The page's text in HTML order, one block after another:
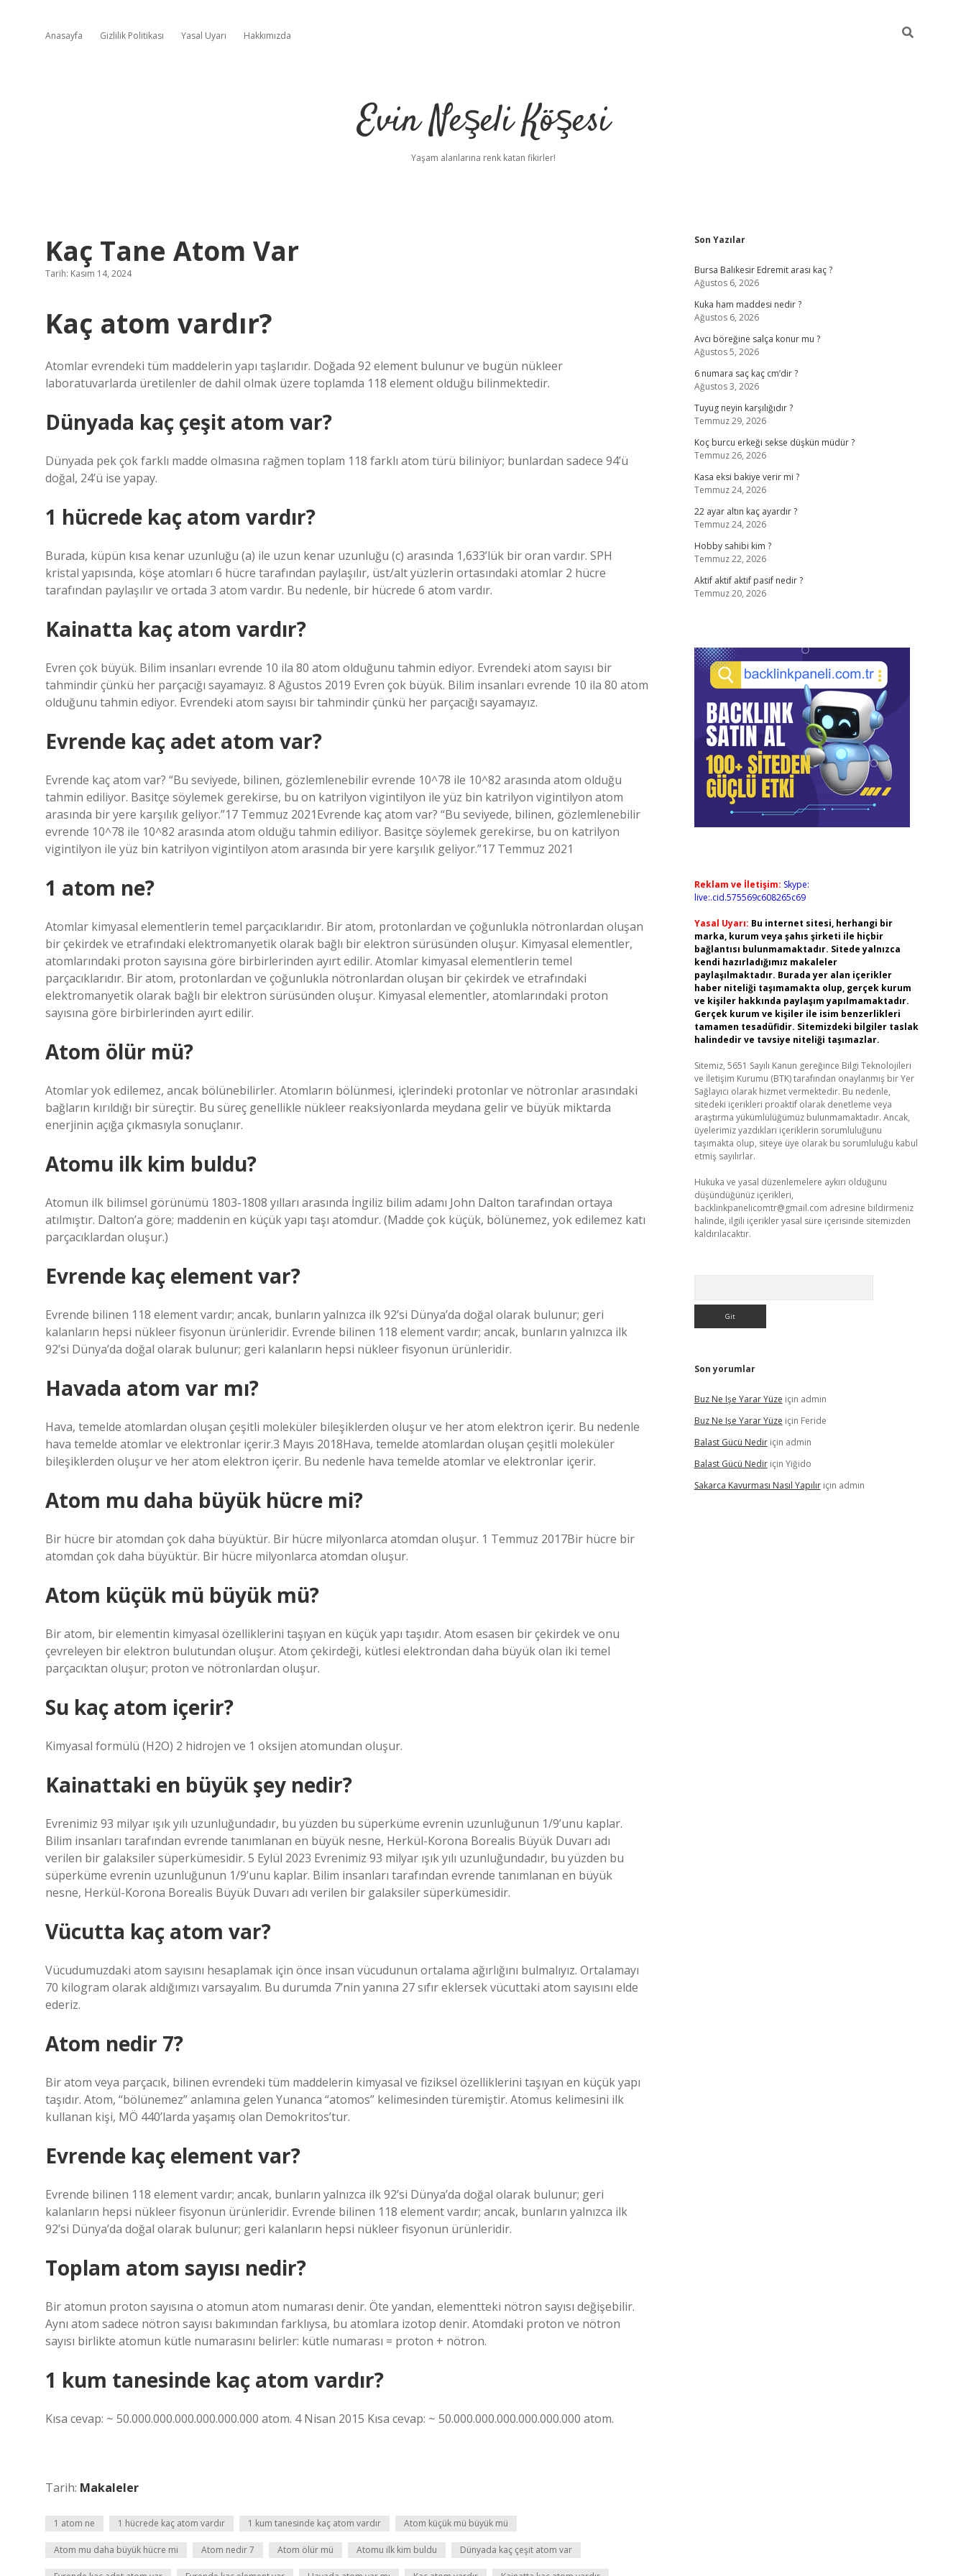
Anasayfa Gizlilik Politikası Yasal Uyarı Hakkımızda
Evin Neşeli Köşesi
Yaşam alanlarına renk katan fikirler!
Kaç Tane Atom Var
Tarih: Kasım 14, 2024
Kaç atom vardır?
Atomlar evrendeki tüm maddelerin yapı taşlarıdır. Doğada 92 element bulunur ve bugün nükleer
laboratuvarlarda üretilenler de dahil olmak üzere toplamda 118 element olduğu bilinmektedir.
Dünyada kaç çeşit atom var?
Dünyada pek çok farklı madde olmasına rağmen toplam 118 farklı atom türü biliniyor; bunlardan sadece 94’ü
doğal, 24’ü ise yapay.
1 hücrede kaç atom vardır?
Burada, küpün kısa kenar uzunluğu (a) ile uzun kenar uzunluğu (c) arasında 1,633’lük bir oran vardır. SPH
kristal yapısında, köşe atomları 6 hücre tarafından paylaşılır, üst/alt yüzlerin ortasındaki atomlar 2 hücre
tarafından paylaşılır ve ortada 3 atom vardır. Bu nedenle, bir hücrede 6 atom vardır.
Kainatta kaç atom vardır?
Evren çok büyük. Bilim insanları evrende 10 ila 80 atom olduğunu tahmin ediyor. Evrendeki atom sayısı bir
tahmindir çünkü her parçacığı sayamayız. 8 Ağustos 2019 Evren çok büyük. Bilim insanları evrende 10 ila 80 atom
olduğunu tahmin ediyor. Evrendeki atom sayısı bir tahmindir çünkü her parçacığı sayamayız.
Evrende kaç adet atom var?
Evrende kaç atom var? “Bu seviyede, bilinen, gözlemlenebilir evrende 10^78 ile 10^82 arasında atom olduğu
tahmin ediliyor. Basitçe söylemek gerekirse, bu on katrilyon vigintilyon ile yüz bin katrilyon vigintilyon atom
arasında bir yere karşılık geliyor.”17 Temmuz 2021Evrende kaç atom var? “Bu seviyede, bilinen, gözlemlenebilir
evrende 10^78 ile 10^82 arasında atom olduğu tahmin ediliyor. Basitçe söylemek gerekirse, bu on katrilyon
vigintilyon ile yüz bin katrilyon vigintilyon atom arasında bir yere karşılık geliyor.”17 Temmuz 2021
1 atom ne?
Atomlar kimyasal elementlerin temel parçacıklarıdır. Bir atom, protonlardan ve çoğunlukla nötronlardan oluşan
bir çekirdek ve etrafındaki elektromanyetik olarak bağlı bir elektron sürüsünden oluşur. Kimyasal elementler,
atomlarındaki proton sayısına göre birbirlerinden ayırt edilir. Atomlar kimyasal elementlerin temel
parçacıklarıdır. Bir atom, protonlardan ve çoğunlukla nötronlardan oluşan bir çekirdek ve etrafındaki
elektromanyetik olarak bağlı bir elektron sürüsünden oluşur. Kimyasal elementler, atomlarındaki proton
sayısına göre birbirlerinden ayırt edilir.
Atom ölür mü?
Atomlar yok edilemez, ancak bölünebilirler. Atomların bölünmesi, içlerindeki protonlar ve nötronlar arasındaki
bağların kırıldığı bir süreçtir. Bu süreç genellikle nükleer reaksiyonlarda meydana gelir ve büyük miktarda
enerjinin açığa çıkmasıyla sonuçlanır.
Atomu ilk kim buldu?
Atomun ilk bilimsel görünümü 1803-1808 yılları arasında İngiliz bilim adamı John Dalton tarafından ortaya
atılmıştır. Dalton’a göre; maddenin en küçük yapı taşı atomdur. (Madde çok küçük, bölünemez, yok edilemez katı
parçacıklardan oluşur.)
Evrende kaç element var?
Evrende bilinen 118 element vardır; ancak, bunların yalnızca ilk 92’si Dünya’da doğal olarak bulunur; geri
kalanların hepsi nükleer fisyonun ürünleridir. Evrende bilinen 118 element vardır; ancak, bunların yalnızca ilk
92’si Dünya’da doğal olarak bulunur; geri kalanların hepsi nükleer fisyonun ürünleridir.
Havada atom var mı?
Hava, temelde atomlardan oluşan çeşitli moleküler bileşiklerden oluşur ve her atom elektron içerir. Bu nedenle
hava temelde atomlar ve elektronlar içerir.3 Mayıs 2018Hava, temelde atomlardan oluşan çeşitli moleküler
bileşiklerden oluşur ve her atom elektron içerir. Bu nedenle hava temelde atomlar ve elektronlar içerir.
Atom mu daha büyük hücre mi?
Bir hücre bir atomdan çok daha büyüktür. Bir hücre milyonlarca atomdan oluşur. 1 Temmuz 2017Bir hücre bir
atomdan çok daha büyüktür. Bir hücre milyonlarca atomdan oluşur.
Atom küçük mü büyük mü?
Bir atom, bir elementin kimyasal özelliklerini taşıyan en küçük yapı taşıdır. Atom esasen bir çekirdek ve onu
çevreleyen bir elektron bulutundan oluşur. Atom çekirdeği, kütlesi elektrondan daha büyük olan iki temel
parçacıktan oluşur; proton ve nötronlardan oluşur.
Su kaç atom içerir?
Kimyasal formülü (H2O) 2 hidrojen ve 1 oksijen atomundan oluşur.
Kainattaki en büyük şey nedir?
Evrenimiz 93 milyar ışık yılı uzunluğundadır, bu yüzden bu süperküme evrenin uzunluğunun 1/9’unu kaplar.
Bilim insanları tarafından evrende tanımlanan en büyük nesne, Herkül-Korona Borealis Büyük Duvarı adı
verilen bir galaksiler süperkümesidir. 5 Eylül 2023 Evrenimiz 93 milyar ışık yılı uzunluğundadır, bu yüzden bu
süperküme evrenin uzunluğunun 1/9’unu kaplar. Bilim insanları tarafından evrende tanımlanan en büyük
nesne, Herkül-Korona Borealis Büyük Duvarı adı verilen bir galaksiler süperkümesidir.
Vücutta kaç atom var?
Vücudumuzdaki atom sayısını hesaplamak için önce insan vücudunun ortalama ağırlığını bulmalıyız. Ortalamayı
70 kilogram olarak aldığımızı varsayalım. Bu durumda 7’nin yanına 27 sıfır eklersek vücuttaki atom sayısını elde
ederiz.
Atom nedir 7?
Bir atom veya parçacık, bilinen evrendeki tüm maddelerin kimyasal ve fiziksel özelliklerini taşıyan en küçük yapı
taşıdır. Atom, “bölünemez” anlamına gelen Yunanca “atomos” kelimesinden türemiştir. Atomus kelimesini ilk
kullanan kişi, MÖ 440’larda yaşamış olan Demokritos’tur.
Evrende kaç element var?
Evrende bilinen 118 element vardır; ancak, bunların yalnızca ilk 92’si Dünya’da doğal olarak bulunur; geri
kalanların hepsi nükleer fisyonun ürünleridir. Evrende bilinen 118 element vardır; ancak, bunların yalnızca ilk
92’si Dünya’da doğal olarak bulunur; geri kalanların hepsi nükleer fisyonun ürünleridir.
Toplam atom sayısı nedir?
Bir atomun proton sayısına o atomun atom numarası denir. Öte yandan, elementteki nötron sayısı değişebilir.
Aynı atom sadece nötron sayısı bakımından farklıysa, bu atomlara izotop denir. Atomdaki proton ve nötron
sayısı birlikte atomun kütle numarasını belirler: kütle numarası = proton + nötron.
1 kum tanesinde kaç atom vardır?
Kısa cevap: ~ 50.000.000.000.000.000.000 atom. 4 Nisan 2015 Kısa cevap: ~ 50.000.000.000.000.000.000 atom.
Tarih: Makaleler
1 atom ne 1 hücrede kaç atom vardır 1 kum tanesinde kaç atom vardır Atom küçük mü büyük mü
Atom mu daha büyük hücre mi Atom nedir 7 Atom ölür mü Atomu ilk kim buldu Dünyada kaç çeşit atom var
Sidebar
Son Yazılar
Bursa Balıkesir Edremit arası kaç ?
Ağustos 6, 2026
Kuka ham maddesi nedir ?
Ağustos 6, 2026
Avcı böreğine salça konur mu ?
Ağustos 5, 2026
6 numara saç kaç cm’dir ?
Ağustos 3, 2026
Tuyug neyin karşılığıdır ?
Temmuz 29, 2026
Koç burcu erkeği sekse düşkün müdür ?
Temmuz 26, 2026
Kasa eksi bakiye verir mi ?
Temmuz 24, 2026
22 ayar altın kaç ayardır ?
Temmuz 24, 2026
Hobby sahibi kim ?
Temmuz 22, 2026
Aktif aktif aktif pasif nedir ?
Temmuz 20, 2026
Reklam ve İletişim: Skype:
live:.cid.575569c608265c69
Yasal Uyarı: Bu internet sitesi, herhangi bir
marka, kurum veya şahıs şirketi ile hiçbir
bağlantısı bulunmamaktadır. Sitede yalnızca
kendi hazırladığımız makaleler
paylaşılmaktadır. Burada yer alan içerikler
haber niteliği taşımamakta olup, gerçek kurum
ve kişiler hakkında paylaşım yapılmamaktadır.
Gerçek kurum ve kişiler ile isim benzerlikleri
tamamen tesadüfidir. Sitemizdeki bilgiler taslak
halindedir ve tavsiye niteliği taşımazlar.
Sitemiz, 5651 Sayılı Kanun gereğince Bilgi Teknolojileri
ve İletişim Kurumu (BTK) tarafından onaylanmış bir Yer
Sağlayıcı olarak hizmet vermektedir. Bu nedenle,
sitedeki içerikleri proaktif olarak denetleme veya
araştırma yükümlülüğümüz bulunmamaktadır. Ancak,
üyelerimiz yazdıkları içeriklerin sorumluluğunu
taşımakta olup, siteye üye olarak bu sorumluluğu kabul
etmiş sayılırlar.
Hukuka ve yasal düzenlemelere aykırı olduğunu
düşündüğünüz içerikleri,
backlinkpanelicomtr@gmail.com adresine bildirmeniz
halinde, ilgili içerikler yasal süre içerisinde sitemizden
kaldırılacaktır.
Son yorumlar
Buz Ne Işe Yarar Yüze için admin
Buz Ne Işe Yarar Yüze için Feride
Balast Gücü Nediriçin admin
Balast Gücü Nediriçin Yiğido
Sakarca Kavurması Nasıl Yapılıriçin admin